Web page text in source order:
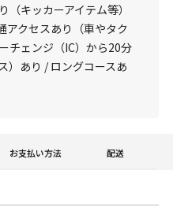
キッカーアイテム等）
アクセスあり（車やタク
チェンジ（IC）から20分
）あり / ロングコースあ
お支払い方法 配送